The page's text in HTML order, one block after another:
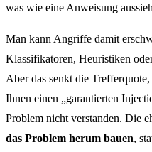
was wie eine Anweisung
Man kann Angriffe damit
Klassifikatoren, Heuristiken
Aber das senkt die
Ihnen einen „garantierten
Problem nicht verstanden. Die
das Problem herum bauen,